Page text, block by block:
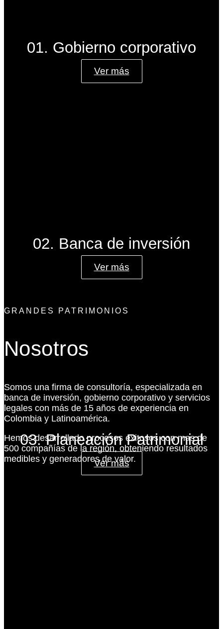
01. Gobierno corporativo
Ver más
02. Banca de inversión
Ver más
03. Planeación Patrimonial
Ver más
GRANDES PATRIMONIOS
Nosotros
Somos una firma de consultoría, especializada en
banca de inversión, gobierno corporativo y servicios
legales con más de 15 años de experiencia en
Colombia y Latinoamérica.
Hemos desarrollado procesos exitosos con mas de
500 compañías de la región, obteniendo resultados
medibles y generadores de valor.